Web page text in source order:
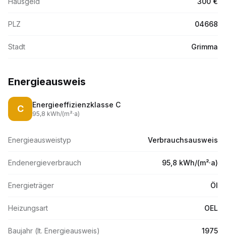
PLZ 04668
Stadt Grimma
Energieausweis
C Energieeffizienzklasse C
95,8 kWh/(m²·a)
Energieausweistyp Verbrauchsausweis
Endenergieverbrauch 95,8 kWh/(m²·a)
Energieträger Öl
Heizungsart OEL
Baujahr (lt. Energieausweis) 1975